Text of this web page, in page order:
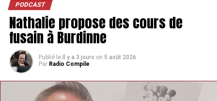
PODCAST
Nathalie propose des cours de
fusain à Burdinne
Publié le Il y a 3 jours on 5 août 2026
Par Radio Compile